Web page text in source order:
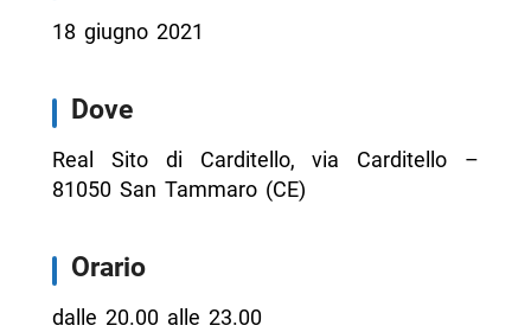
18 giugno 2021
Dove
Real Sito di Carditello, via Carditello –
81050 San Tammaro (CE)
Orario
dalle 20.00 alle 23.00